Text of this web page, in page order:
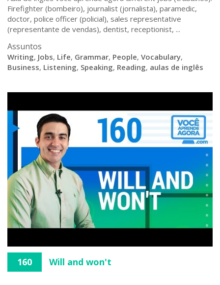
Firefighter (bombeiro), journalist (jornalista), paramedic,
doctor, police officer (policial), sales representative
(representante de vendas), dentist, receptionist, ...
Assuntos
Writing, Jobs, Life, Grammar, People, Vocabulary,
Business, Listening, Speaking, Reading, aulas de inglês
160 Will and won't